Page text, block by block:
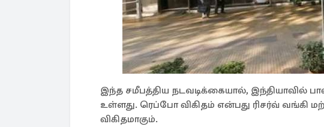
இந்த சமீபத்திய நடவடிக்கையால், இந்தியாவில்
உள்ளது. ரெப்போ விகிதம் என்பது ரிசர்வ் வங்கி
விகிதமாகும்.